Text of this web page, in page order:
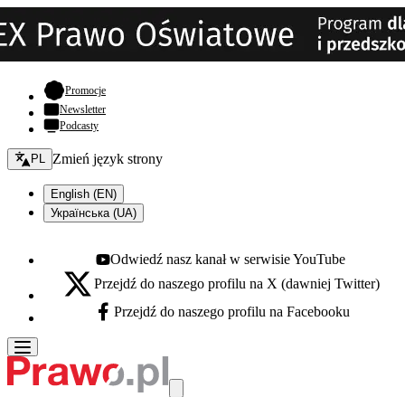
Promocje- otwiera się w nowej karcie
Newsletter
Podcasty
Zmień język - bieżący:
PL Zmień język strony
English (EN)
Українська (UA)
Youtube - otwiera się w nowej karcie
Odwiedź nasz kanał w serwisie YouTube
X - otwiera się w nowej karcie
Przejdź do naszego profilu na X (dawniej Twitter)
Facebook - otwiera się w nowej karcie
Przejdź do naszego profilu na Facebooku